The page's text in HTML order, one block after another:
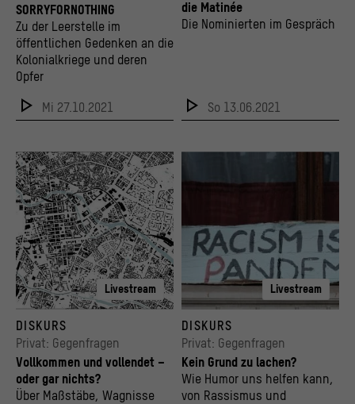
SORRYFORNOTHING
Zu der Leerstelle im
öffentlichen Gedenken an die
Kolonialkriege und deren
Opfer
Mi 27.10.2021
die Matinée
Die Nominierten im Gespräch
So 13.06.2021
Livestream
© Senatsverwaltung für Stadtentwicklung und Wohnen Berlin
DISKURS
Privat: Gegenfragen
Vollkommen und vollendet –
oder gar nichts?
Über Maßstäbe, Wagnisse
Livestream
DISKURS
Privat: Gegenfragen
Kein Grund zu lachen?
Wie Humor uns helfen kann,
von Rassismus und